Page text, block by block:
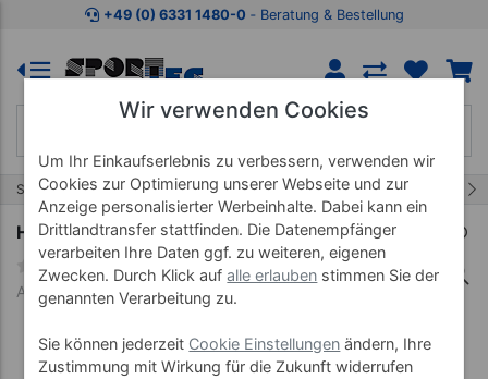
Zum Kaufbereich springen Zur Produktbeschreibung
+49 (0) 6331 1480-0 ‐ Beratung & Bestellung
Start Fitnessgeräte Laufbänder
Horizon Fitness Tread-XP Laufband
Art-Nr. 22293
Wir verwenden Cookies
Um Ihr Einkaufserlebnis zu verbessern, verwenden wir
Cookies zur Optimierung unserer Webseite und zur
Anzeige personalisierter Werbeinhalte. Dabei kann ein
Drittlandtransfer stattfinden. Die Datenempfänger
verarbeiten Ihre Daten ggf. zu weiteren, eigenen
Zwecken. Durch Klick aufalle erlauben stimmen Sie der
genannten Verarbeitung zu.
Sie können jederzeit Cookie Einstellungen ändern, Ihre
Zustimmung mit Wirkung für die Zukunft widerrufen